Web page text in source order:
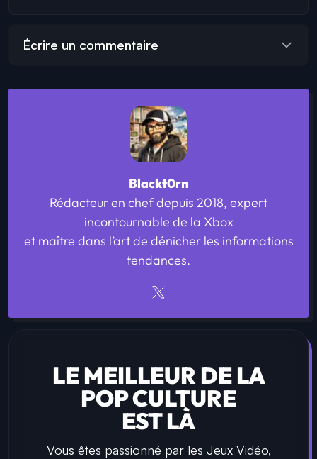
Écrire un commentaire
Blackt0rn
Rédacteur en chef depuis 2018, expert
incontournable de la Xbox
et maître dans l’art de dénicher les informations
tendances.
LE MEILLEUR DE LA
POP CULTURE
EST LÀ
Vous êtes passionné par les Jeux Vidéo,